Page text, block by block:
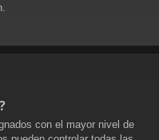
con el mayor nivel de